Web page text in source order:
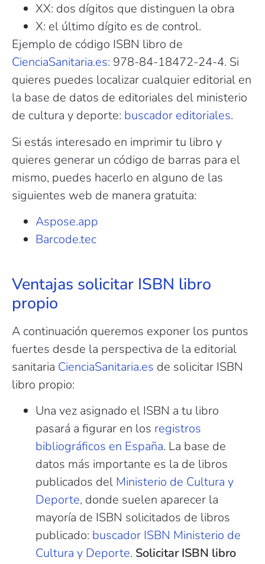
XX: dos dígitos que distinguen la obra
X: el último dígito es de control.
Ejemplo de código ISBN libro de
CienciaSanitaria.es: 978-84-18472-24-4. Si
quieres puedes localizar cualquier editorial en
la base de datos de editoriales del ministerio
de cultura y deporte: buscador editoriales.
Si estás interesado en imprimir tu libro y
quieres generar un código de barras para el
mismo, puedes hacerlo en alguno de las
siguientes web de manera gratuita:
Aspose.app
Barcode.tec
Ventajas solicitar ISBN libro
propio
A continuación queremos exponer los puntos
fuertes desde la perspectiva de la editorial
sanitaria CienciaSanitaria.es de solicitar ISBN
libro propio:
Una vez asignado el ISBN a tu libro
pasará a figurar en los registros
bibliográficos en España. La base de
datos más importante es la de libros
publicados del Ministerio de Cultura y
Deporte, donde suelen aparecer la
mayoría de ISBN solicitados de libros
publicado: buscador ISBN Ministerio de
Cultura y Deporte. Solicitar ISBN libro